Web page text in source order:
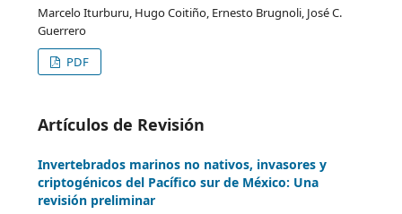
Marcelo Iturburu, Hugo Coitiño, Ernesto Brugnoli, José C.
Guerrero
PDF
Artículos de Revisión
Invertebrados marinos no nativos, invasores y
criptogénicos del Pacífico sur de México: Una
revisión preliminar